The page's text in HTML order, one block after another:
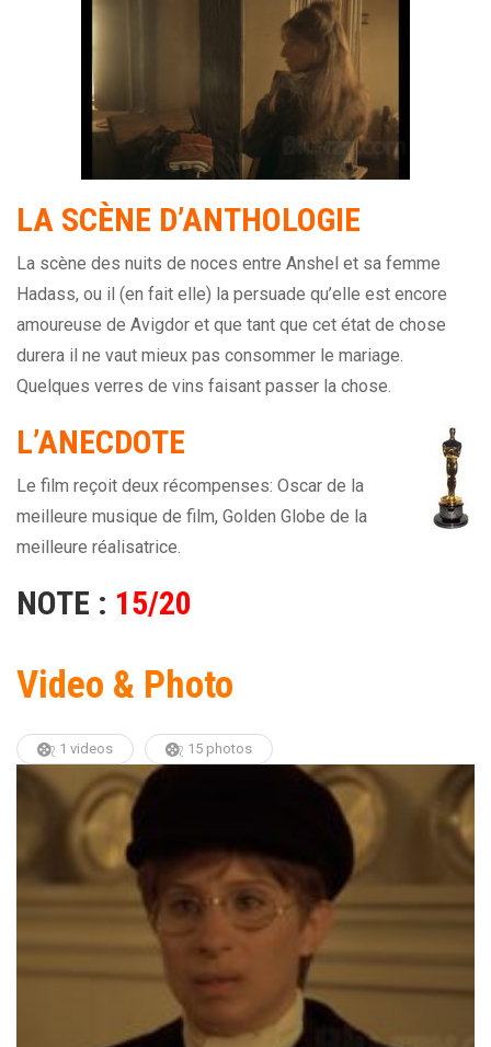
LA SCÈNE D’ANTHOLOGIE
La scène des nuits de noces entre Anshel et sa femme
Hadass, ou il (en fait elle) la persuade qu’elle est encore
amoureuse de Avigdor et que tant que cet état de chose
durera il ne vaut mieux pas consommer le mariage.
Quelques verres de vins faisant passer la chose.
L’ANECDOTE
Le film reçoit deux récompenses: Oscar de la
meilleure musique de film, Golden Globe de la
meilleure réalisatrice.
NOTE : 15/20
Video & Photo
1 videos 15 photos